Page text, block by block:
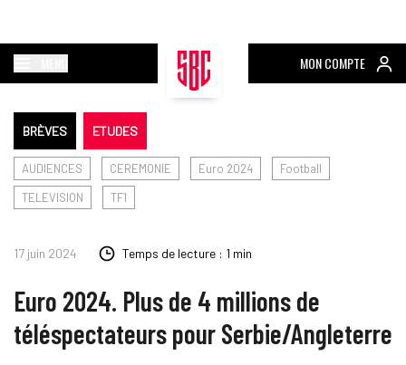
MON COMPTE
BRÈVES ETUDES
AUDIENCES CEREMONIE Euro 2024
Football
TELEVISION
TF1
17 juin 2024 Temps de lecture : 1 min
Euro 2024. Plus de 4 millions de
téléspectateurs pour Serbie/Angleterre